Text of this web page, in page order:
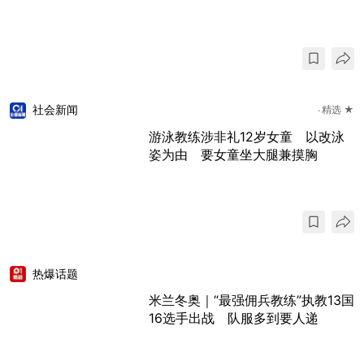
社会新闻 精选 ★
游泳教练涉非礼12岁女童 以改泳
姿为由 要女童坐大腿兼摸胸
热爆话题
米兰冬奥｜“最强佣兵教练”执教13国
16选手出战 队服多到要人递